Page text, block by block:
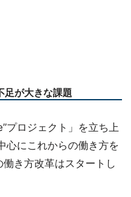
足が大きな課題
プロジェクト」を立ち上
心にこれからの働き方を
き方改革はスタートし